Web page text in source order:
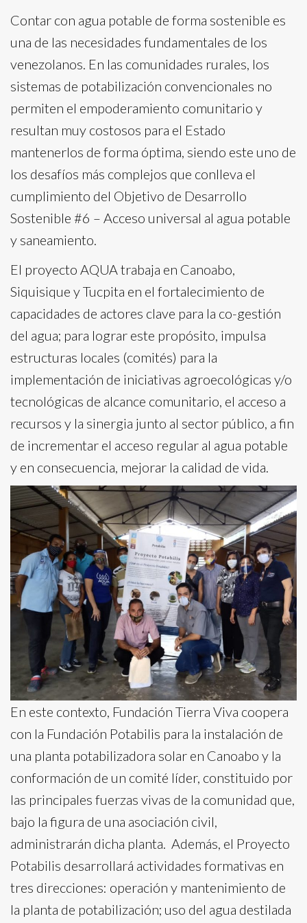
Contar con agua potable de forma sostenible es
una de las necesidades fundamentales de los
venezolanos. En las comunidades rurales, los
sistemas de potabilización convencionales no
permiten el empoderamiento comunitario y
resultan muy costosos para el Estado
mantenerlos de forma óptima, siendo este uno de
los desafíos más complejos que conlleva el
cumplimiento del Objetivo de Desarrollo
Sostenible #6 – Acceso universal al agua potable
y saneamiento.
El proyecto AQUA trabaja en Canoabo,
Siquisique y Tucpita en el fortalecimiento de
capacidades de actores clave para la co-gestión
del agua; para lograr este propósito, impulsa
estructuras locales (comités) para la
implementación de iniciativas agroecológicas y/o
tecnológicas de alcance comunitario, el acceso a
recursos y la sinergia junto al sector público, a fin
de incrementar el acceso regular al agua potable
y en consecuencia, mejorar la calidad de vida.
En este contexto, Fundación Tierra Viva coopera
con la Fundación Potabilis para la instalación de
una planta potabilizadora solar en Canoabo y la
conformación de un comité líder, constituido por
las principales fuerzas vivas de la comunidad que,
bajo la figura de una asociación civil,
administrarán dicha planta. Además, el Proyecto
Potabilis desarrollará actividades formativas en
tres direcciones: operación y mantenimiento de
la planta de potabilización; uso del agua destilada